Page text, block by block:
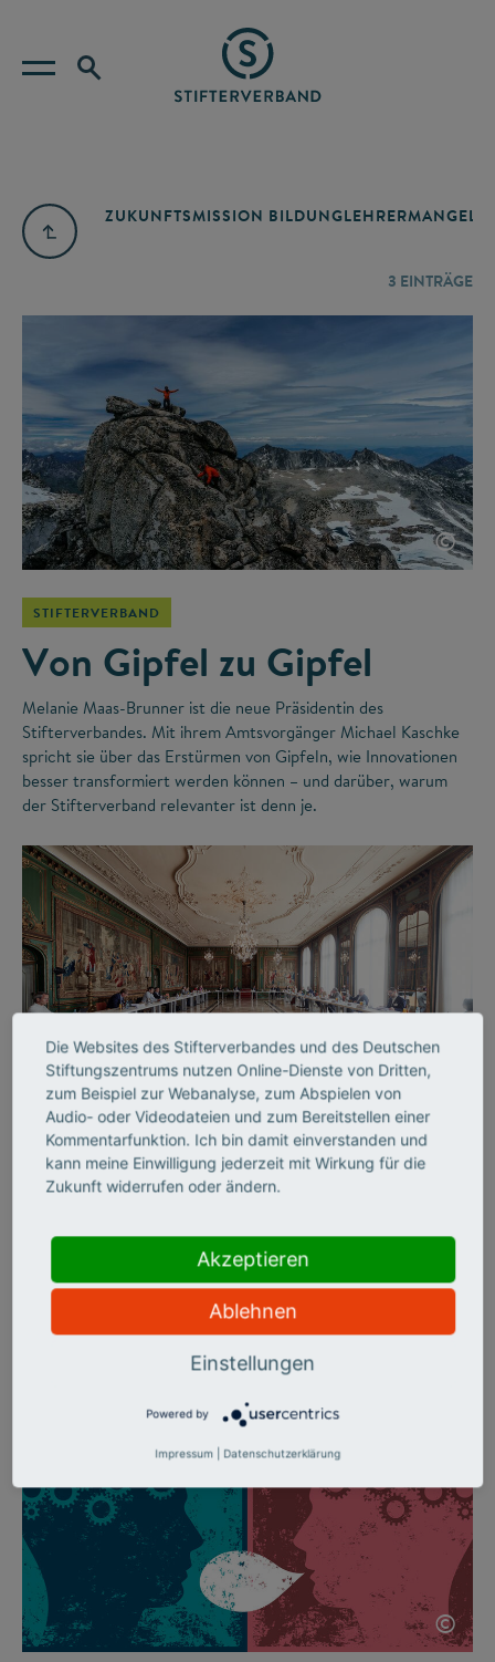
ZUKUNFTSMISSION BILDUNGLEHRERMANGEL
3 EINTRÄGE
©
STIFTERVERBAND
Von Gipfel zu Gipfel
Melanie Maas-Brunner ist die neue Präsidentin des
Stifterverbandes. Mit ihrem Amtsvorgänger Michael Kaschke
spricht sie über das Erstürmen von Gipfeln, wie Innovationen
besser transformiert werden können – und darüber, warum
der Stifterverband relevanter ist denn je.
STIFTERVERBAND
Wirkung ins Große
denken
Wie man mit kleinen Stellschrauben viel bewirken kann, hat
der Stifterverband mit seiner Jubiläumsinitiative „Wirkung
hoch 100“ gezeigt – und dabei etablierte Fördergrundsätze
©
Die Websites des Stifterverbandes und des Deutschen
Stiftungszentrums nutzen Online-Dienste von Dritten,
zum Beispiel zur Webanalyse, zum Abspielen von
Audio- oder Videodateien und zum Bereitstellen einer
Kommentarfunktion. Ich bin damit einverstanden und
kann meine Einwilligung jederzeit mit Wirkung für die
Zukunft widerrufen oder ändern.
Akzeptieren
Ablehnen
Einstellungen
Powered by
Impressum Datenschutzerklärung